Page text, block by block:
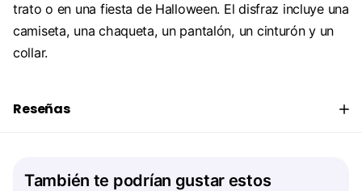
trato o en una fiesta de Halloween. El disfraz incluye una
camiseta, una chaqueta, un pantalón, un cinturón y un
collar.
Reseñas
También te podrían gustar estos